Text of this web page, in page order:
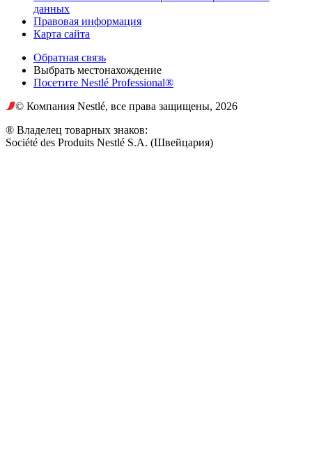
данных
Правовая информация
Карта сайта
Обратная связь
Выбрать местонахождение
Посетите Nestlé Professional®
© Компания Nestlé, все права защищены, 2026
® Владелец товарных знаков:
Société des Produits Nestlé S.A. (Швейцария)